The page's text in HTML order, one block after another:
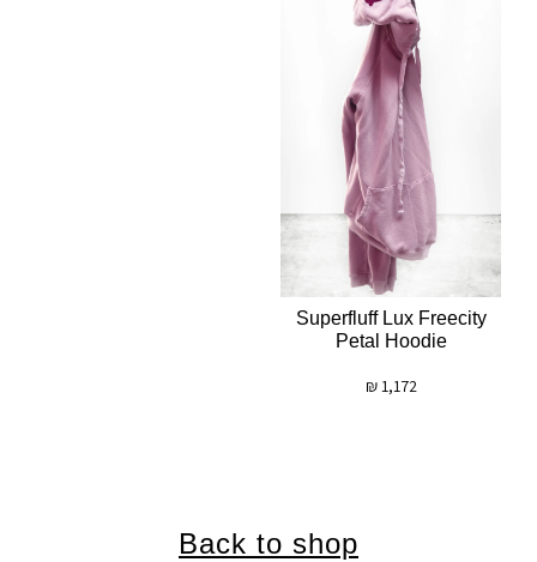
Superfluff Lux Freecity
Petal Hoodie
1,172
₪
Back to shop